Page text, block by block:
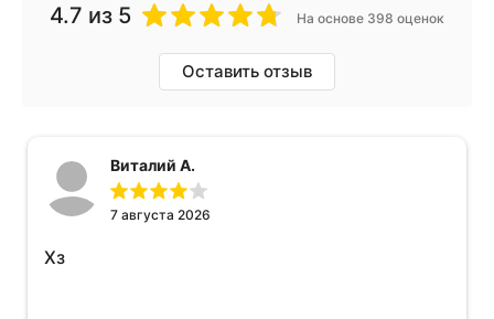
4.7 из 5 На основе 398 оценок
Оставить отзыв
Виталий А.
7 августа 2026
Хз